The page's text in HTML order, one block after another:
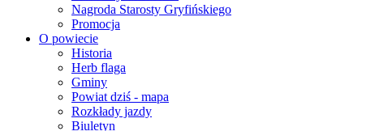
Nagroda Starosty Gryfińskiego
Promocja
O powiecie
Historia
Herb flaga
Gminy
Powiat dziś - mapa
Rozkłady jazdy
Biuletyn